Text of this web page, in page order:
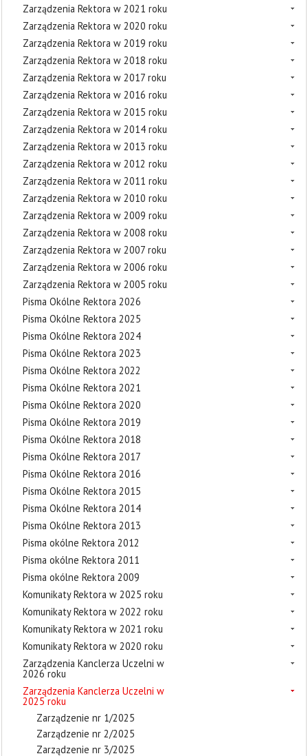
Zarządzenia Rektora w 2021 roku
Zarządzenia Rektora w 2020 roku
Zarządzenia Rektora w 2019 roku
Zarządzenia Rektora w 2018 roku
Zarządzenia Rektora w 2017 roku
Zarządzenia Rektora w 2016 roku
Zarządzenia Rektora w 2015 roku
Zarządzenia Rektora w 2014 roku
Zarządzenia Rektora w 2013 roku
Zarządzenia Rektora w 2012 roku
Zarządzenia Rektora w 2011 roku
Zarządzenia Rektora w 2010 roku
Zarządzenia Rektora w 2009 roku
Zarządzenia Rektora w 2008 roku
Zarządzenia Rektora w 2007 roku
Zarządzenia Rektora w 2006 roku
Zarządzenia Rektora w 2005 roku
Pisma Okólne Rektora 2026
Pisma Okólne Rektora 2025
Pisma Okólne Rektora 2024
Pisma Okólne Rektora 2023
Pisma Okólne Rektora 2022
Pisma Okólne Rektora 2021
Pisma Okólne Rektora 2020
Pisma Okólne Rektora 2019
Pisma Okólne Rektora 2018
Pisma Okólne Rektora 2017
Pisma Okólne Rektora 2016
Pisma Okólne Rektora 2015
Pisma Okólne Rektora 2014
Pisma Okólne Rektora 2013
Pisma okólne Rektora 2012
Pisma okólne Rektora 2011
Pisma okólne Rektora 2009
Komunikaty Rektora w 2025 roku
Komunikaty Rektora w 2022 roku
Komunikaty Rektora w 2021 roku
Komunikaty Rektora w 2020 roku
Zarządzenia Kanclerza Uczelni w
2026 roku
Zarządzenia Kanclerza Uczelni w
2025 roku
Zarządzenie nr 1/2025
Zarządzenie nr 2/2025
Zarządzenie nr 3/2025